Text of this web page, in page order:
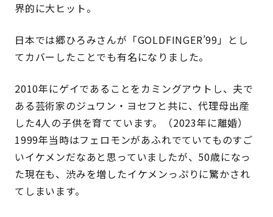
界的に大ヒット。
日本では郷ひろみさんが「GOLDFINGER’99」とし
てカバーしたことでも有名になりました。
2010年にゲイであることをカミングアウトし、夫で
ある芸術家のジュワン・ヨセフと共に、代理母出産
した4人の子供を育てています。（2023年に離婚）
1999年当時はフェロモンがあふれでていてものすご
いイケメンだなあと思っていましたが、50歳になっ
た現在も、渋みを増したイケメンっぷりに驚かされ
てしまいます。